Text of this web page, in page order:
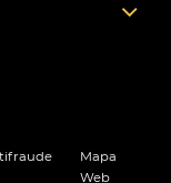
Mapa
Web